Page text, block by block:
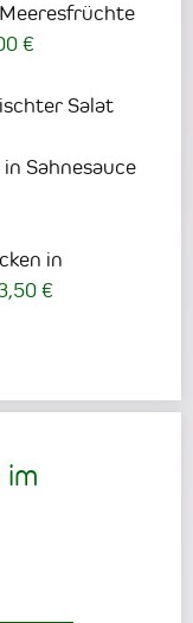
€
Salat
Sahnesauce
in
€
im